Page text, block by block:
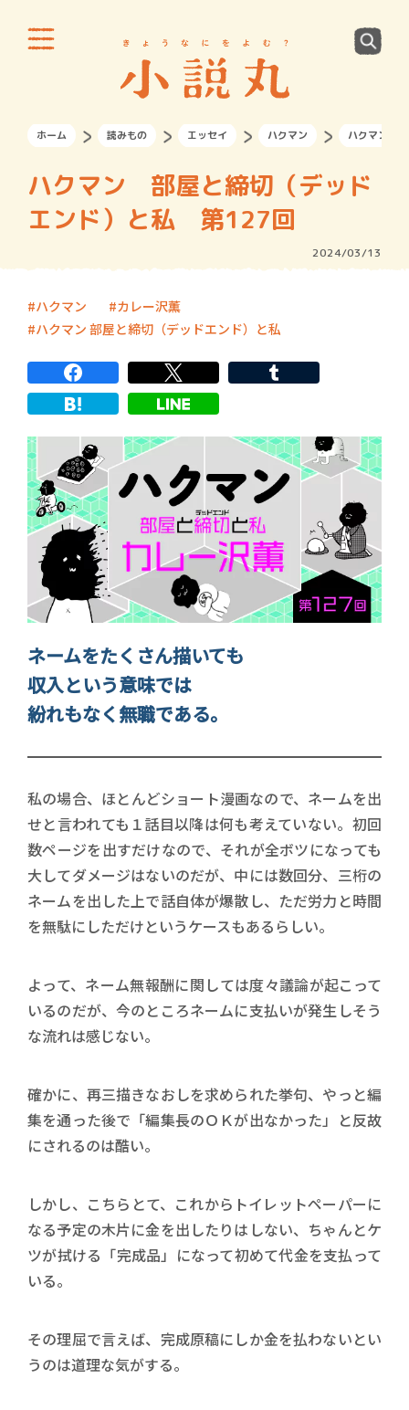
ホーム 読みもの エッセイ ハクマン ハクマン 部
ハクマン 部屋と締切（デッド
エンド）と私 第127回
2024/03/13
ハクマン
カレー沢薫
ハクマン 部屋と締切（デッドエンド）と私
ネームをたくさん描いても
収入という意味では
紛れもなく無職である。
私の場合、ほとんどショート漫画なので、ネームを出
せと言われても１話目以降は何も考えていない。初回
数ページを出すだけなので、それが全ボツになっても
大してダメージはないのだが、中には数回分、三桁の
ネームを出した上で話自体が爆散し、ただ労力と時間
を無駄にしただけというケースもあるらしい。
よって、ネーム無報酬に関しては度々議論が起こって
いるのだが、今のところネームに支払いが発生しそう
な流れは感じない。
確かに、再三描きなおしを求められた挙句、やっと編
集を通った後で「編集長のＯＫが出なかった」と反故
にされるのは酷い。
しかし、こちらとて、これからトイレットペーパーに
なる予定の木片に金を出したりはしない、ちゃんとケ
ツが拭ける「完成品」になって初めて代金を支払って
いる。
その理屈で言えば、完成原稿にしか金を払わないとい
うのは道理な気がする。